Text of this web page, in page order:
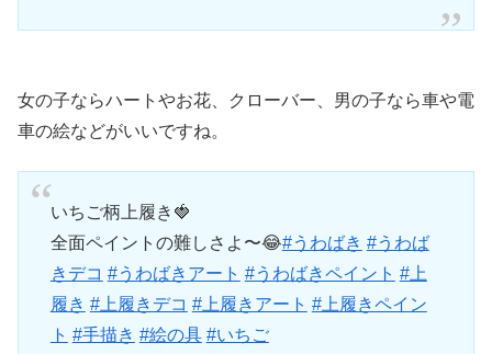
女の子ならハートやお花、クローバー、男の子なら車や電
車の絵などがいいですね。
いちご柄上履き🍓
全面ペイントの難しさよ〜😂#うわばき #うわば
きデコ #うわばきアート #うわばきペイント #上
履き #上履きデコ #上履きアート #上履きペイン
ト #手描き #絵の具 #いちご